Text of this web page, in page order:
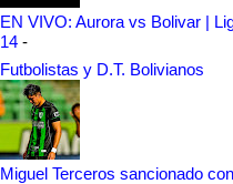
EN VIVO: Aurora vs Bolivar |
14 -
Futbolistas y D.T. Bolivianos
Miguel Terceros sancionado